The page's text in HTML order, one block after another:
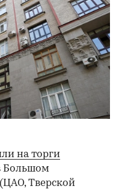
на торги
Большом
Тверской